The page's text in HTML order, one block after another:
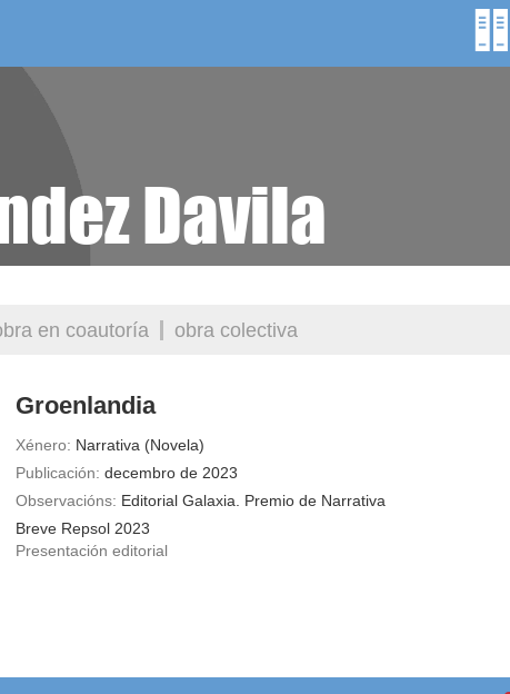
fototeca
Davila
en coautoría obra colectiva
Groenlandia
Xénero: Narrativa (Novela)
Publicación: decembro de 2023
Observacións: Editorial Galaxia. Premio de Narrativa
Breve Repsol 2023
Presentación editorial